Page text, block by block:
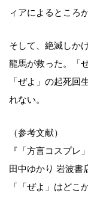
ィアによるところ
そして、絶滅しか
龍馬が救った。「
「ぜよ」の起死回
れない。
（参考文献）
『「方言コスプレ
田中ゆかり 岩波書
「「ぜよ」はどこ